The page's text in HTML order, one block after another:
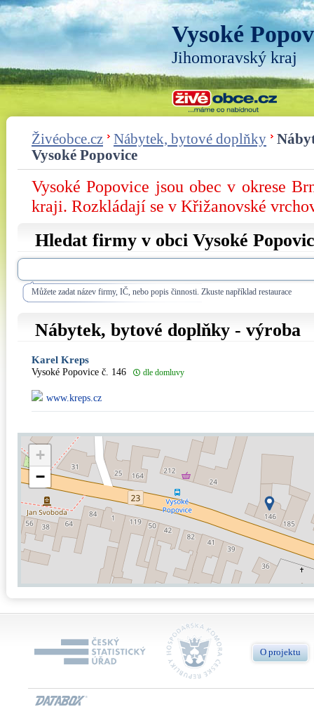
Vysoké
Jihomoravský kraj
Živéobce.cz Nábytek, bytové doplňky
Vysoké Popovice
Vysoké Popovice jsou obec v okrese
kraji. Rozkládají se v Křižanovské
Hledat firmy v obci Vysoké
Můžete zadat název firmy, IČ, nebo popis činnosti. Zkuste například restaurace
Nábytek, bytové doplňky - výroba
Karel Kreps
Vysoké Popovice č. 146 dle domluvy
www.kreps.cz
+
−
O projektu